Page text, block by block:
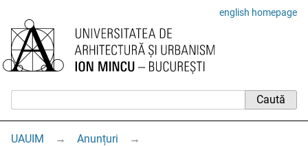
english homepage
UAUIM → Anunțuri
→